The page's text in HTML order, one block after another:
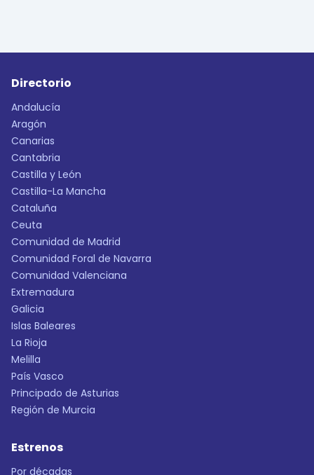
Directorio
Andalucía
Aragón
Canarias
Cantabria
Castilla y León
Castilla-La Mancha
Cataluña
Ceuta
Comunidad de Madrid
Comunidad Foral de Navarra
Comunidad Valenciana
Extremadura
Galicia
Islas Baleares
La Rioja
Melilla
País Vasco
Principado de Asturias
Región de Murcia
Estrenos
Por décadas